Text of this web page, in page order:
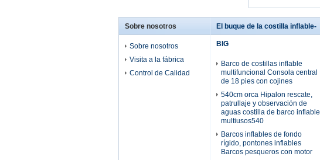
Sobre nosotros
Sobre nosotros
Visita a la fábrica
Control de Calidad
El buque de la costilla inflable-
BIG
Barco de costillas inflable
multifuncional Consola central
de 18 pies con cojines
540cm orca Hipalon rescate,
patrullaje y observación de
aguas costilla de barco inflable
multiusos540
Barcos inflables de fondo
rígido, pontones inflables
Barcos pesqueros con motor